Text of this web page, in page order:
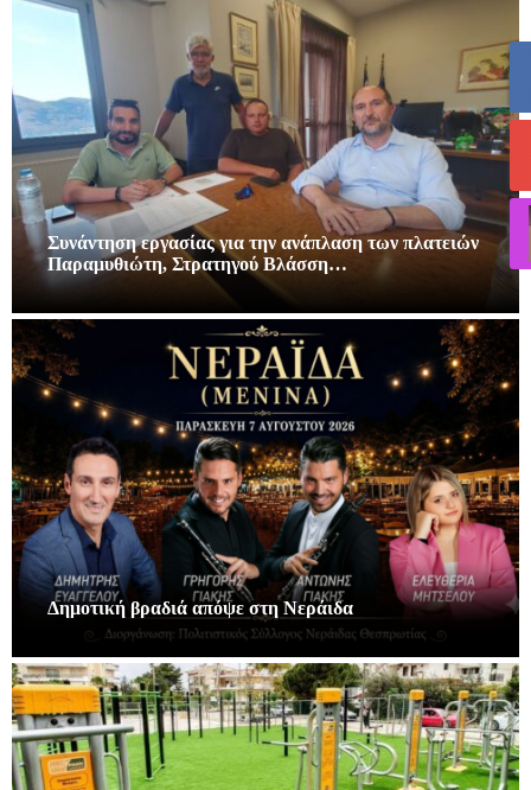
Συνάντηση εργασίας για την ανάπλαση των πλατειών
Παραμυθιώτη, Στρατηγού Βλάσση…
Δημοτική βραδιά απόψε στη Νεράιδα